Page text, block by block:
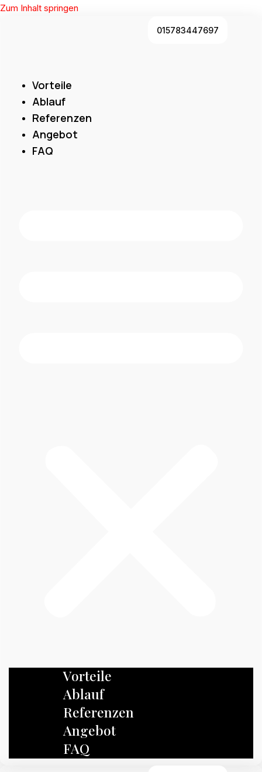
Zum Inhalt springen
015783447697
Vorteile
Ablauf
Referenzen
Angebot
FAQ
Vorteile
Ablauf
Referenzen
Angebot
FAQ